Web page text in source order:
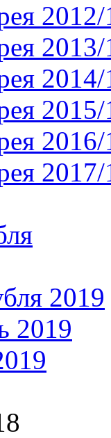
2019
2019